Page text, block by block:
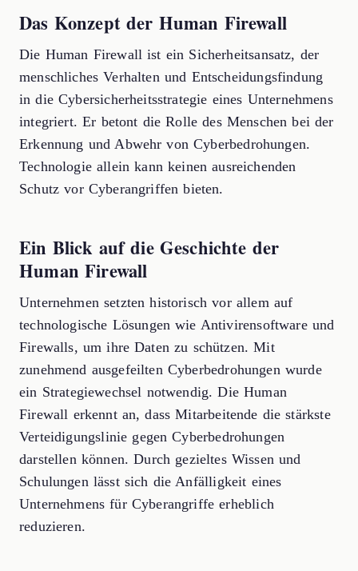
Das Konzept der Human Firewall
Die Human Firewall ist ein Sicherheitsansatz, der
menschliches Verhalten und Entscheidungsfindung
in die Cybersicherheitsstrategie eines Unternehmens
integriert. Er betont die Rolle des Menschen bei der
Erkennung und Abwehr von Cyberbedrohungen.
Technologie allein kann keinen ausreichenden
Schutz vor Cyberangriffen bieten.
Ein Blick auf die Geschichte der
Human Firewall
Unternehmen setzten historisch vor allem auf
technologische Lösungen wie Antivirensoftware und
Firewalls, um ihre Daten zu schützen. Mit
zunehmend ausgefeilten Cyberbedrohungen wurde
ein Strategiewechsel notwendig. Die Human
Firewall erkennt an, dass Mitarbeitende die stärkste
Verteidigungslinie gegen Cyberbedrohungen
darstellen können. Durch gezieltes Wissen und
Schulungen lässt sich die Anfälligkeit eines
Unternehmens für Cyberangriffe erheblich
reduzieren.